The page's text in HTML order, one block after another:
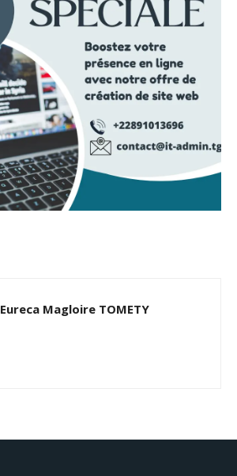
Eureca Magloire TOMETY